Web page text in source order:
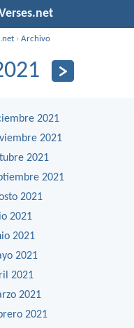
›Archivo
2021
2021
2021
2021
2021
2021
2021
2021
2021
2021
2021